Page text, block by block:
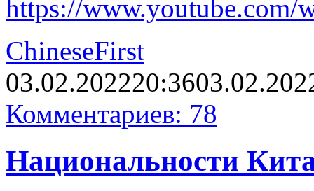
https://
ChineseFirst
03.02.202220:36
Комментариев: 78
Национальности